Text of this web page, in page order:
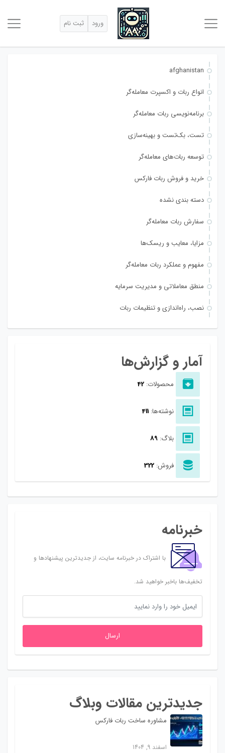
ورود ثبت نام
afghanistan
انواع ربات و اکسپرت معامله‌گر
برنامه‌نویسی ربات معامله‌گر
تست، بک‌تست و بهینه‌سازی
توسعه ربات‌های معامله‌گر
خرید و فروش ربات فارکس
دسته بندی نشده
سفارش ربات معامله‌گر
مزایا، معایب و ریسک‌ها
مفهوم و عملکرد ربات معامله‌گر
منطق معاملاتی و مدیریت سرمایه
نصب، راه‌اندازی و تنظیمات ربات
آمار و گزارش‌ها
محصولات: 42
نوشته‌ها: 411
بلاگ: 89
فروش: 322
خبرنامه
با اشتراک در خبرنامه سایت، از جدیدترین پیشنهادها و
تخفیف‌ها باخبر خواهید شد.
ارسال
جدیدترین مقالات وبلاگ
مشاوره ساخت ربات فارکس
اسفند 9, 1404